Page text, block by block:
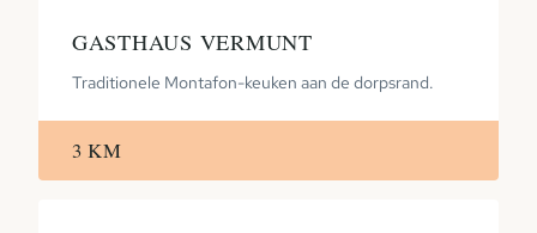
GASTHAUS VERMUNT
Traditionele Montafon-keuken aan de dorpsrand.
3 KM